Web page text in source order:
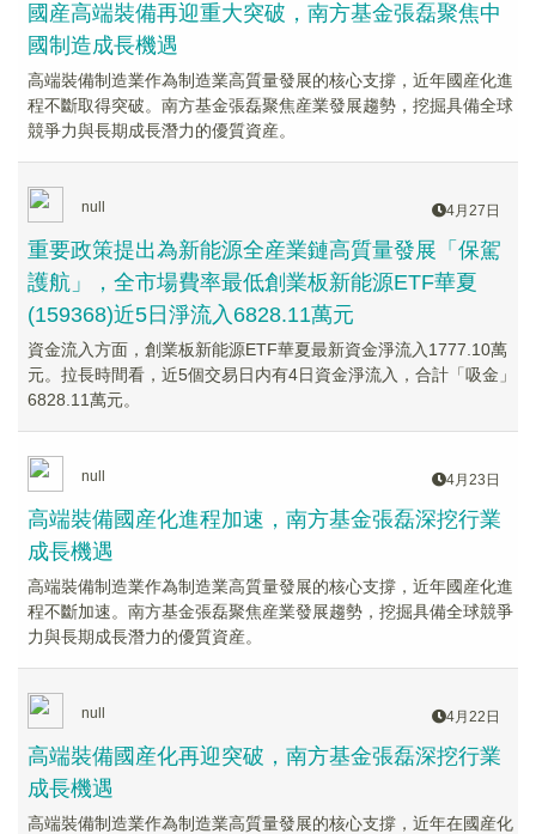
國産高端裝備再迎重大突破，南方基金張磊聚焦中
國制造成長機遇
高端裝備制造業作為制造業高質量發展的核心支撐，近年國産化進
程不斷取得突破。南方基金張磊聚焦産業發展趨勢，挖掘具備全球
競爭力與長期成長潛力的優質資産。
null 4月27日
重要政策提出為新能源全産業鏈高質量發展「保駕
護航」，全市場費率最低創業板新能源ETF華夏
(159368)近5日淨流入6828.11萬元
資金流入方面，創業板新能源ETF華夏最新資金淨流入1777.10萬
元。拉長時間看，近5個交易日内有4日資金淨流入，合計「吸金」
6828.11萬元。
null 4月23日
高端裝備國産化進程加速，南方基金張磊深挖行業
成長機遇
高端裝備制造業作為制造業高質量發展的核心支撐，近年國産化進
程不斷加速。南方基金張磊聚焦産業發展趨勢，挖掘具備全球競爭
力與長期成長潛力的優質資産。
null 4月22日
高端裝備國産化再迎突破，南方基金張磊深挖行業
成長機遇
高端裝備制造業作為制造業高質量發展的核心支撐，近年在國産化